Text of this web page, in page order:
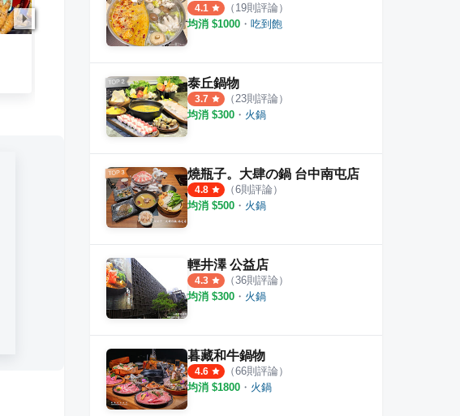
4.1 （ 19則評論）
均消 $1000 ・ 吃到飽
泰丘鍋物
3.7 （ 23則評論）
均消 $300 ・ 火鍋
燒瓶子。大肆の鍋 台中南屯店
4.8 （6則評論）
均消 $500 ・ 火鍋
輕井澤 公益店
4.3 （36則評論）
均消 $300 ・ 火鍋
暮藏和牛鍋物
4.6 （66則評論）
均消 $1800 ・ 火鍋